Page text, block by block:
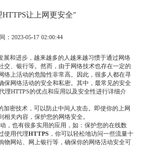
让上网更安全"
：2023-05-17 02:00:44
展和进步，越来越多的人越来越习惯于通过网络
交、银行等。然而，由于网络技术也存在一定的
络上活动的危险性非常高。因此，很多人都在寻
保网络活动的安全和私密。其中，最常见的安全
理HTTPS的优点和应用以及安全性进行详细介
加密技术，可以防止中间人攻击。即使你的上网
关内容，保护您的网络安全。
，也有很多实用的应用，如：保护您的在线数
使用代理HTTPS ，你可以轻松地访问一些流量十
物网站、网上银行等，确保你的网络活动安全可